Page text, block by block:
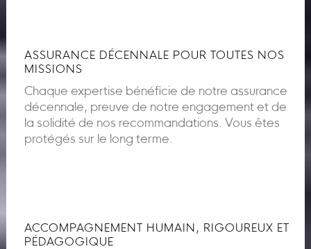
ASSURANCE DÉCENNALE POUR TOUTES NOS
MISSIONS
Chaque expertise bénéficie de notre assurance
décennale, preuve de notre engagement et de
la solidité de nos recommandations. Vous êtes
protégés sur le long terme.
ACCOMPAGNEMENT HUMAIN, RIGOUREUX ET
PÉDAGOGIQUE